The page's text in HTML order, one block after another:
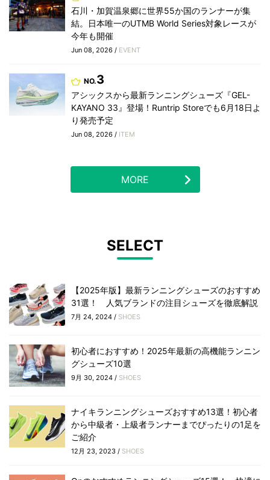
石川・加賀温泉郷に世界55か国のランナーが集
結。日本唯一のUTMB World Series対象レースが
今年も開催
Jun 08, 2026 / EVENT
NO.3
アシックスから最新ランニングシューズ『GEL-
KAYANO 33』登場！Runtrip Storeでも6月18日よ
り発売予定
Jun 08, 2026 / ITEM
MORE
SELECT
【2025年版】最新ランニングシューズのおすすめ
31選！ 人気ブランドの注目シューズを徹底解説
7月 24, 2024 / SHOES
初心者におすすめ！2025年最新の高機能ランニン
グシューズ10選
9月 30, 2024 / SHOES
ナイキランニングシューズおすすめ13選！初心者
から中級者・上級者ランナーまでぴったりの1足を
ご紹介
12月 23, 2023 / SHOES